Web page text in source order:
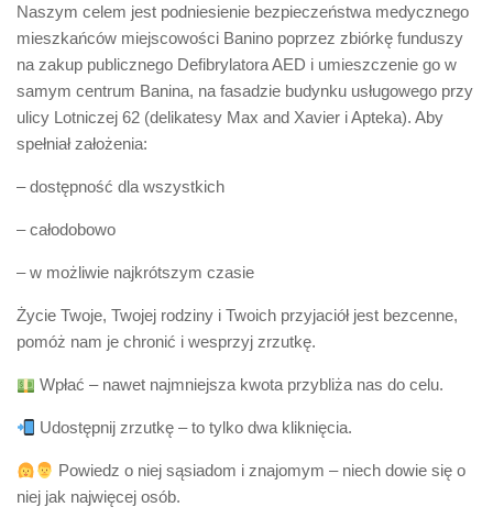
Naszym celem jest podniesienie bezpieczeństwa medycznego
mieszkańców miejscowości Banino poprzez zbiórkę funduszy
na zakup publicznego Defibrylatora AED i umieszczenie go w
samym centrum Banina, na fasadzie budynku usługowego przy
ulicy Lotniczej 62 (delikatesy Max and Xavier i Apteka). Aby
spełniał założenia:
– dostępność dla wszystkich
– całodobowo
– w możliwie najkrótszym czasie
Życie Twoje, Twojej rodziny i Twoich przyjaciół jest bezcenne,
pomóż nam je chronić i wesprzyj zrzutkę.
Wpłać – nawet najmniejsza kwota przybliża nas do celu.
Udostępnij zrzutkę – to tylko dwa kliknięcia.
Powiedz o niej sąsiadom i znajomym – niech dowie się o
niej jak najwięcej osób.